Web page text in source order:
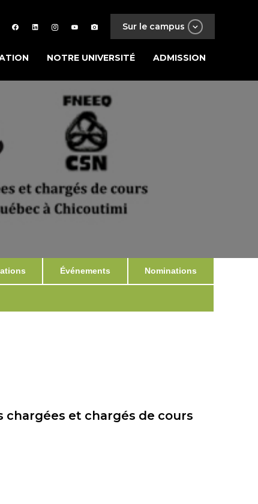
Sur le campus
NOTRE UNIVERSITÉ ADMISSION
Événements Nominations
chargées et chargés de cours